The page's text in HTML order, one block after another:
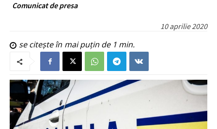
Comunicat de presa
10 aprilie 2020
se citește în mai puțin de 1 min.